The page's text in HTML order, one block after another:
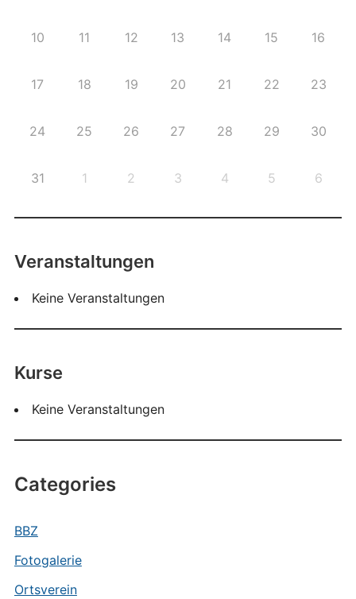
10 11 12 13 14 15 16
17 18 19 20 21 22 23
24 25 26 27 28 29 30
31 1 2 3 4 5 6
Veranstaltungen
Keine Veranstaltungen
Kurse
Keine Veranstaltungen
Categories
BBZ
Fotogalerie
Ortsverein